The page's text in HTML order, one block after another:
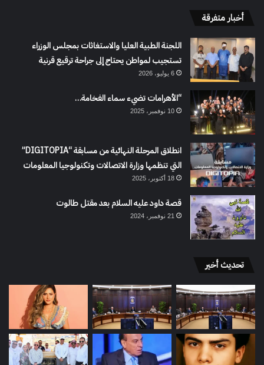
أخبار متفرقة
اللجنة الطبية العليا والاستغاثات بمجلس الوزراء
تستجيب لمواطن يحتاج إلى جراحة ترقيع قرنية
6 يوليو، 2026
“الأهرامات تضيء سماء الفخامة…
10 نوفمبر، 2025
انطلاق المرحلة النهائية من مسابقة “DIGITOPIA”
التي تنظمها وزارة الاتصالات وتكنولوجيا المعلومات
18 أكتوبر، 2025
قصة داود عليه السلام بعد مقتل طالوت
21 نوفمبر، 2024
تحديث أخير